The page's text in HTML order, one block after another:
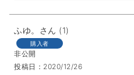
ふゆ。 1
購入者
非公開
投稿日
2020/12/26